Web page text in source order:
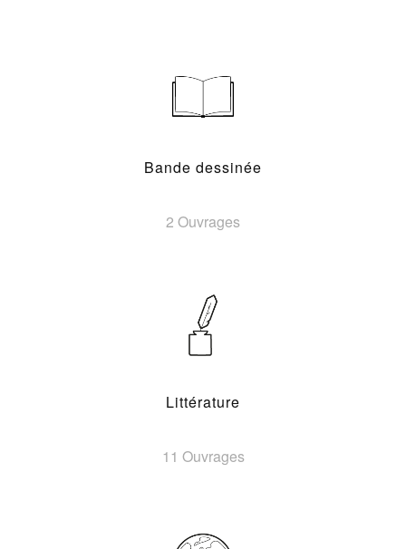
Bande dessinée
2 Ouvrages
Littérature
11 Ouvrages